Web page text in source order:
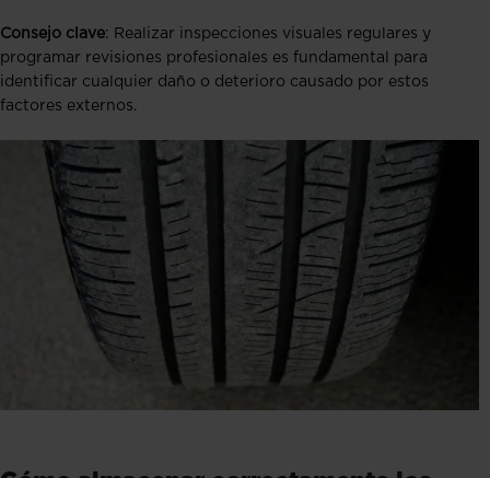
Consejo clave: Realizar inspecciones visuales regulares y
programar revisiones profesionales es fundamental para
identificar cualquier daño o deterioro causado por estos
factores externos.